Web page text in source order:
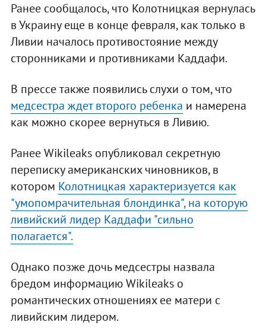
Ранее сообщалось, что Колотницкая вернулась
в Украину еще в конце февраля, как только в
Ливии началось противостояние между
сторонниками и противниками Каддафи.
В прессе также появились слухи о том, что
медсестра ждет второго ребенка и намерена
как можно скорее вернуться в Ливию.
Ранее Wikileaks опубликовал секретную
переписку американских чиновников, в
котором Колотницкая характеризуется как
"умопомрачительная блондинка", на которую
ливийский лидер Каддафи "сильно
полагается".
Однако позже дочь медсестры назвала
бредом информацию Wikileaks о
романтических отношениях ее матери с
ливийским лидером.